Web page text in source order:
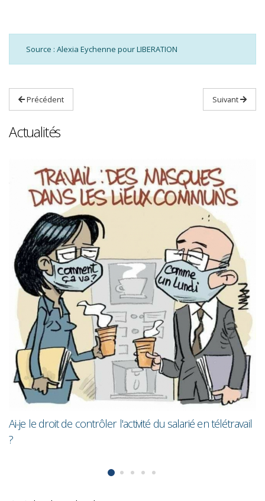
Source : Alexia Eychenne pour LIBERATION
Précédent Suivant
Actualités
en télétravail
Les femmes gagnent toujours en
moins que les hommes